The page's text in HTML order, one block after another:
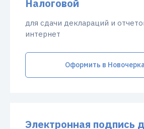
Налоговой
для сдачи деклараций и
интернет
Оформить в
Электронная подпись